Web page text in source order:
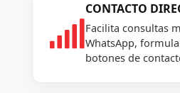

CONTACTO
Facilita consultas
WhatsApp,
botones de